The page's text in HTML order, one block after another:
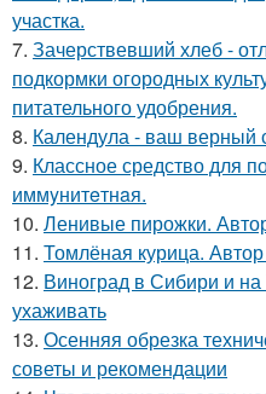
участка.
7. Зачерствевший хлеб -
подкормки огородных
питательного удобрения.
8. Календула - ваш верный
9. Классное средство для
иммyнитeтнaя.
10. Ленивые пирожки.
11. Томлёная курица.
12. Виноград в Сибири и на
ухаживать
13. Осенняя обрезка
советы и рекомендации